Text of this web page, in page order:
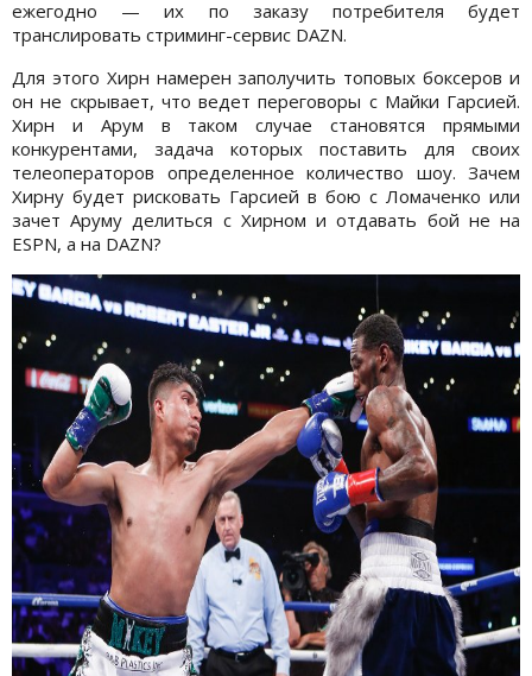
ежегодно — их по заказу потребителя будет
транслировать стриминг-сервис DAZN.
Для этого Хирн намерен заполучить топовых боксеров и
он не скрывает, что ведет переговоры с Майки Гарсией.
Хирн и Арум в таком случае становятся прямыми
конкурентами, задача которых поставить для своих
телеоператоров определенное количество шоу. Зачем
Хирну будет рисковать Гарсией в бою с Ломаченко или
зачет Аруму делиться с Хирном и отдавать бой не на
ESPN, а на DAZN?